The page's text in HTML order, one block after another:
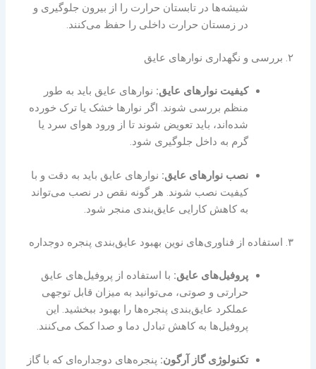
شیشه‌ها در تابستان حرارت را از بیرون جلوگیری و
در زمستان حرارت داخلی را حفظ می‌کنند.
۲. بررسی و نگهداری نوارهای عایق
کیفیت نوارهای عایق: نوارهای عایق باید به طور
منظم بررسی شوند. اگر نوارها خشک یا ترک خورده
شده‌اند، باید تعویض شوند تا از ورود هوای سرد یا
گرم به داخل جلوگیری شود.
نصب نوارهای عایق: نوارهای عایق باید به دقت و با
کیفیت نصب شوند. هر گونه نقص در نصب می‌تواند
به کاهش کارایی عایق‌بندی منجر شود.
۳. استفاده از فناوری‌های نوین بهبود عایق‌بندی پنجره‌ دوجداره
پروفیل‌های عایق: با استفاده از پروفیل‌های عایق
حرارتی و صوتی، می‌توانید به میزان قابل توجهی
عملکرد عایق‌بندی پنجره‌ها را بهبود ببخشید. این
پروفیل‌ها به کاهش تبادل دما و صدا کمک می‌کنند.
تکنولوژی گاز آرگون: پنجره‌های دوجداره‌ای که با گاز